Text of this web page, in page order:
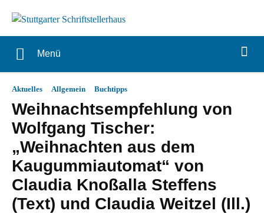
Menü
Aktuelles Allgemein Buchtipps
Weihnachtsempfehlung von
Wolfgang Tischer:
„Weihnachten aus dem
Kaugummiautomat“ von
Claudia Knoßalla Steffens
(Text) und Claudia Weitzel (Ill.)